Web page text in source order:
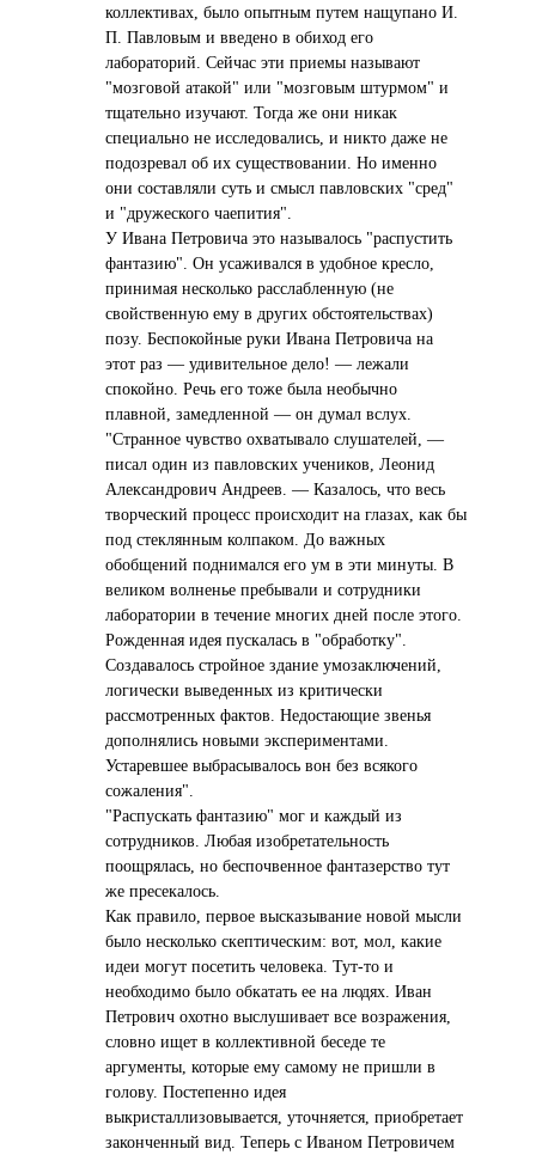
коллективах, было опытным путем нащупано И.
П. Павловым и введено в обиход его
лабораторий. Сейчас эти приемы называют
"мозговой атакой" или "мозговым штурмом" и
тщательно изучают. Тогда же они никак
специально не исследовались, и никто даже не
подозревал об их существовании. Но именно
они составляли суть и смысл павловских "сред"
и "дружеского чаепития".
У Ивана Петровича это называлось "распустить
фантазию". Он усаживался в удобное кресло,
принимая несколько расслабленную (не
свойственную ему в других обстоятельствах)
позу. Беспокойные руки Ивана Петровича на
этот раз — удивительное дело! — лежали
спокойно. Речь его тоже была необычно
плавной, замедленной — он думал вслух.
"Странное чувство охватывало слушателей, —
писал один из павловских учеников, Леонид
Александрович Андреев. — Казалось, что весь
творческий процесс происходит на глазах, как бы
под стеклянным колпаком. До важных
обобщений поднимался его ум в эти минуты. В
великом волненье пребывали и сотрудники
лаборатории в течение многих дней после этого.
Рожденная идея пускалась в "обработку".
Создавалось стройное здание умозаключений,
логически выведенных из критически
рассмотренных фактов. Недостающие звенья
дополнялись новыми экспериментами.
Устаревшее выбрасывалось вон без всякого
сожаления".
"Распускать фантазию" мог и каждый из
сотрудников. Любая изобретательность
поощрялась, но беспочвенное фантазерство тут
же пресекалось.
Как правило, первое высказывание новой мысли
было несколько скептическим: вот, мол, какие
идеи могут посетить человека. Тут-то и
необходимо было обкатать ее на людях. Иван
Петрович охотно выслушивает все возражения,
словно ищет в коллективной беседе те
аргументы, которые ему самому не пришли в
голову. Постепенно идея
выкристаллизовывается, уточняется, приобретает
законченный вид. Теперь с Иваном Петровичем